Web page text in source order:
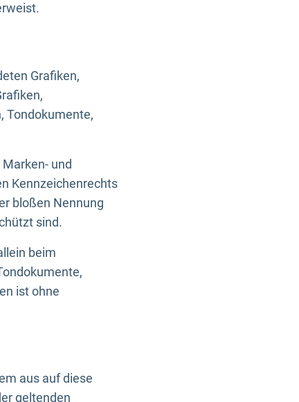
Grafiken,
Tondokumente,
und
Kennzeichenrechts
bloßen Nennung
sind.
beim
ist ohne
aus auf diese
geltenden